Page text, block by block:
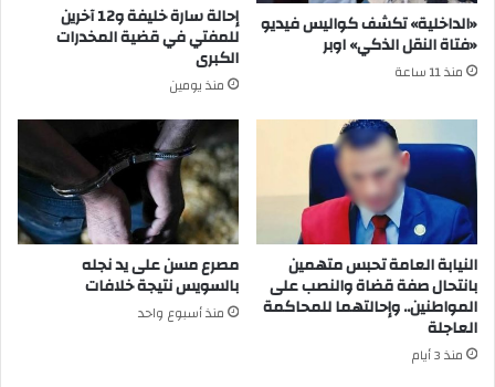
«الداخلية» تكشف كواليس فيديو
«فتاة النقل الذكي» اوبر
منذ 11 ساعة
إحالة سارة خليفة و12 آخرين
للمفتي في قضية المخدرات
الكبرى
منذ يومين
النيابة العامة تحبس متهمين
بانتحال صفة قضاة والنصب على
المواطنين.. وإحالتهما للمحاكمة
العاجلة
منذ 3 أيام
مصرع مسن على يد نجله
بالسويس نتيجة خلافات
منذ أسبوع واحد